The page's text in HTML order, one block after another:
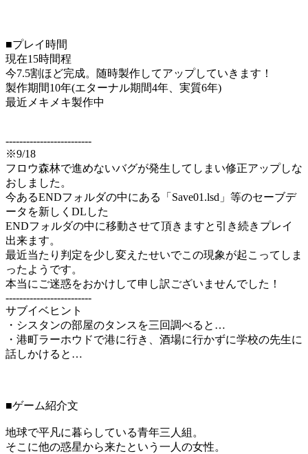
■プレイ時間
現在15時間程
今7.5割ほど完成。随時製作してアップしていきます！
製作期間10年(エターナル期間4年、実質6年)
最近メキメキ製作中
-------------------------
※9/18
フロウ森林で進めないバグが発生してしまい修正アップしな
おしました。
今あるENDフォルダの中にある「Save01.lsd」等のセーブデ
ータを新しくDLした
ENDフォルダの中に移動させて頂きますと引き続きプレイ
出来ます。
最近当たり判定を少し変えたせいでこの現象が起こってしま
ったようです。
本当にご迷惑をおかけして申し訳ございませんでした！
-------------------------
サブイベヒント
・シスタンの部屋のタンスを三回調べると…
・港町ラーホウドで港に行き、酒場に行かずに学校の先生に
話しかけると…
■ゲーム紹介文
地球で平凡に暮らしている青年三人組。
そこに他の惑星から来たという一人の女性。